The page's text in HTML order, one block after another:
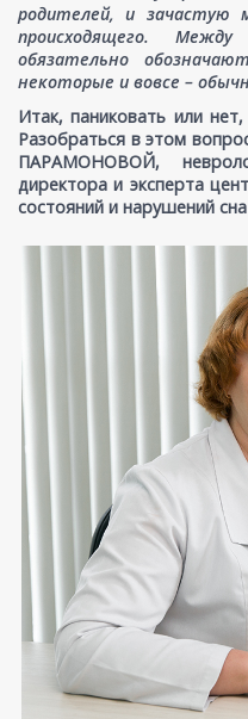
родителей, и зачастую
происходящего.
обязательно
некоторые и вовсе –
Итак, паниковать или
Разобраться в этом
ПАРАМОНОВОЙ,
директора и эксперта
состояний и нарушений